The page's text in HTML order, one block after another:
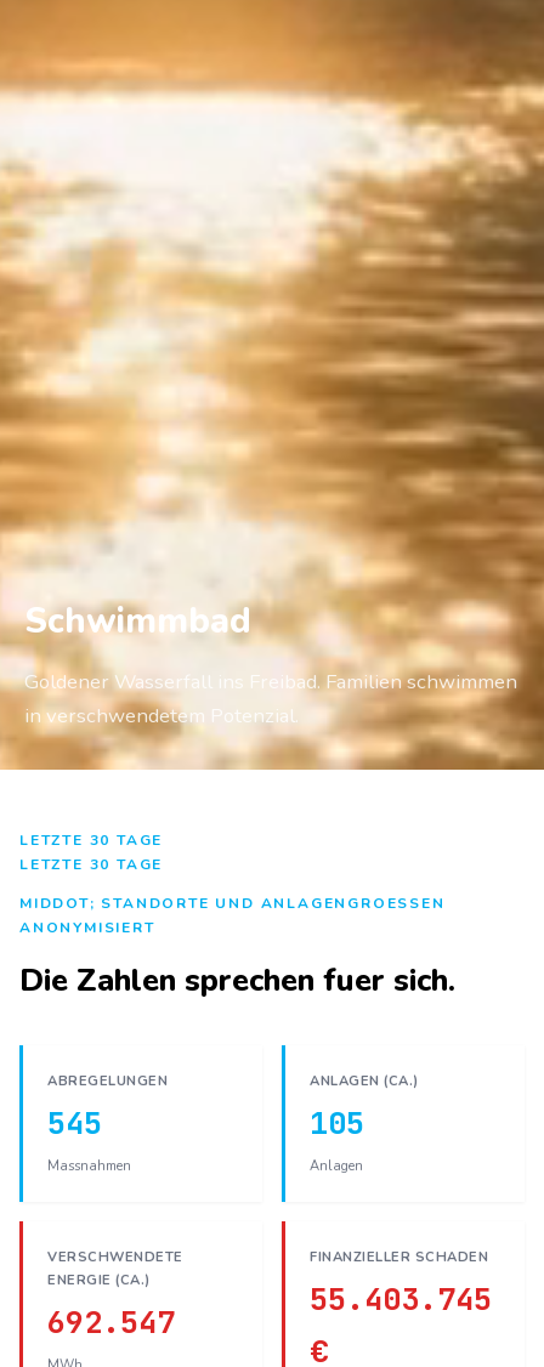
Schwimmbad
Goldener Wasserfall ins Freibad. Familien schwimmen
in verschwendetem Potenzial.
LETZTE 30 TAGE
LETZTE 30 TAGE
MIDDOT; STANDORTE UND ANLAGENGROESSEN
ANONYMISIERT
Die Zahlen sprechen fuer sich.
ABREGELUNGEN
545
Massnahmen
ANLAGEN (CA.)
105
Anlagen
VERSCHWENDETE
ENERGIE (CA.)
692.547
FINANZIELLER SCHADEN
55.403.745
€